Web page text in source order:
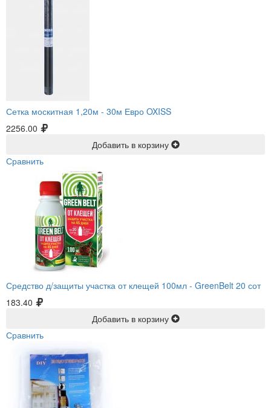
Сетка москитная 1,20м - 30м Евро OXISS
2256.00
Добавить в корзину
Сравнить
Средство д/защиты участка от клещей 100мл - GreenBelt 20 сот
183.40
Добавить в корзину
Сравнить